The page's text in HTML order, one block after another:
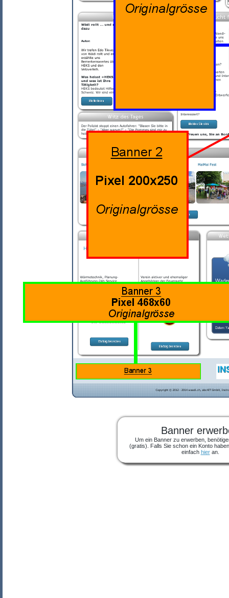
Banner
Um ein Banner zu erwerben,
(gratis). Falls Sie schon ein Konto
einfach hieran.